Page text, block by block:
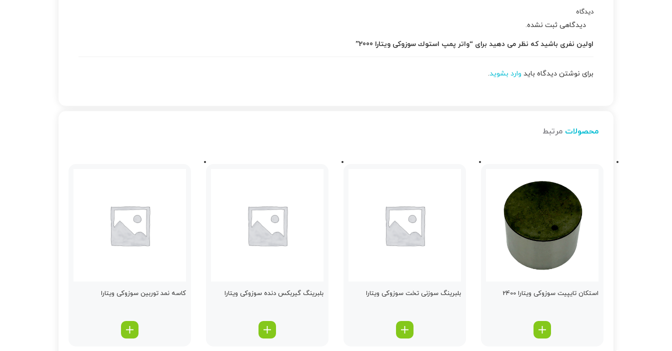
دیدگاه
دیدگاهی ثبت نشده.
اولین نفری باشید که نظر می دهید برای “واتر پمپ استوك سوزوکی ویتارا 2000”
برای نوشتن دیدگاه باید وارد بشوید.
محصولات مرتبط
استكان تایپیت سوزوکی ویتارا 2400 بلبرینگ سوزنی تخت سوزوکی ویتارا بلبرینگ گیربكس دنده سوزوکی ویتارا كاسه نمد توربین سوزوکی ویتارا